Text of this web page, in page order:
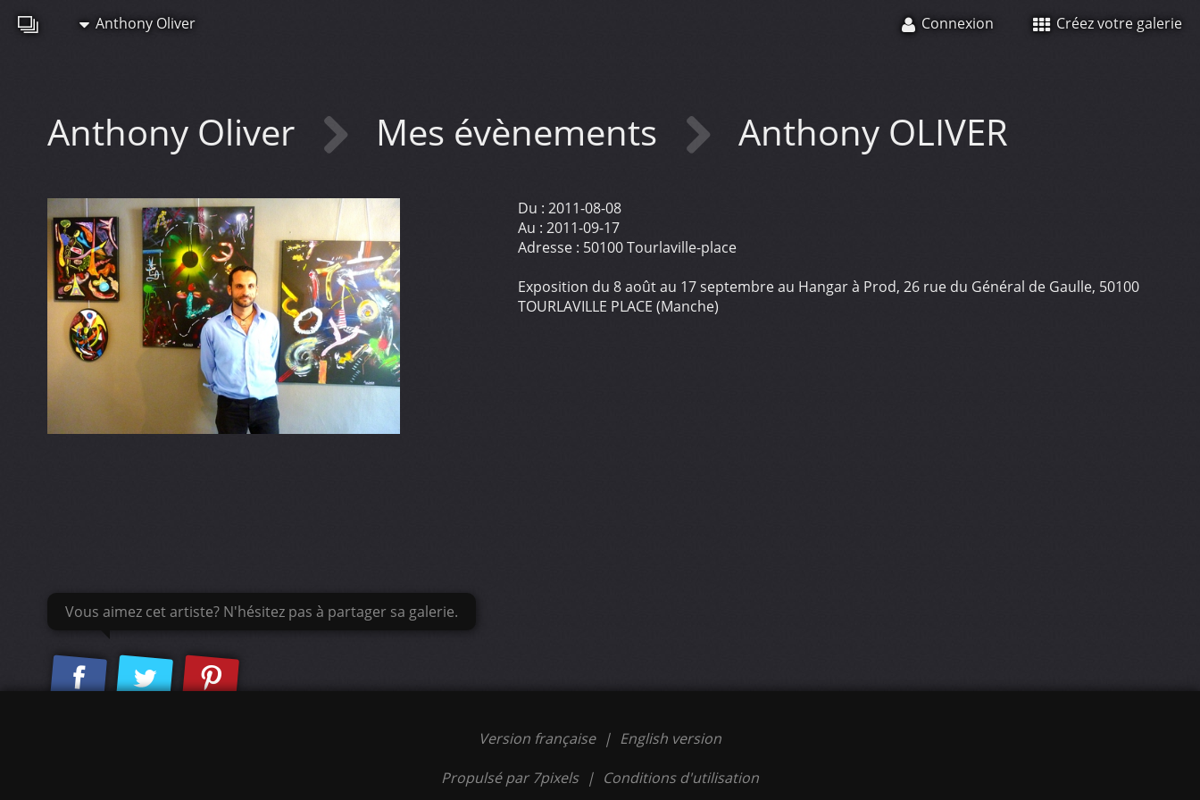
Anthony Oliver Connexion Créez votre galerie
Anthony Oliver Mes évènements Anthony OLIVER
Du : 2011-08-08
Au : 2011-09-17
Adresse : 50100 Tourlaville-place
Exposition du 8 août au 17 septembre au Hangar à Prod, 26 rue du Général de Gaulle, 50100
TOURLAVILLE PLACE (Manche)
Vous aimez cet artiste? N'hésitez pas à partager sa galerie.
Version française | English version
Propulsé par 7pixels | Conditions d'utilisation